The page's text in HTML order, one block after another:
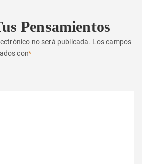
Pensamientos
no será publicada. Los campos
con*